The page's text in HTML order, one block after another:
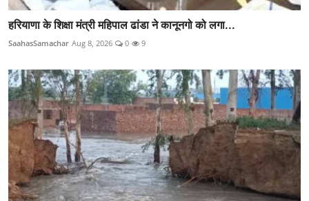
हरियाणा के शिक्षा मंत्री महिपाल ढांडा ने कानूनगो को लगा...
SaahasSamachar Aug 8, 2026 0 9